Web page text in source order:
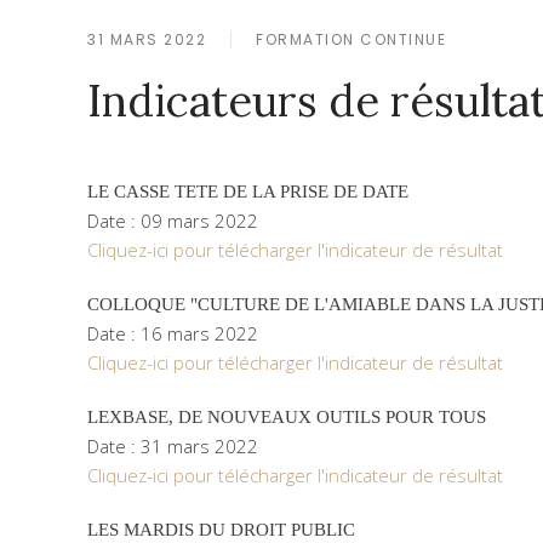
31 MARS 2022 FORMATION CONTINUE
Indicateurs de
LE CASSE TETE DE LA PRISE DE DATE
Date : 09 mars 2022
Cliquez-ici pour télécharger l'indicateur de résultat
COLLOQUE "CULTURE DE L'AMIABLE DANS LA
Date : 16 mars 2022
Cliquez-ici pour télécharger l'indicateur de résultat
LEXBASE, DE NOUVEAUX OUTILS POUR TOUS
Date : 31 mars 2022
Cliquez-ici pour télécharger l'indicateur de résultat
LES MARDIS DU DROIT PUBLIC